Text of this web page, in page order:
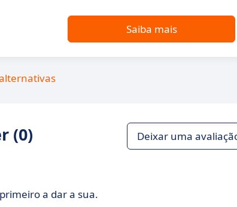
Saiba mais
(0) Deixar uma
a dar a sua.